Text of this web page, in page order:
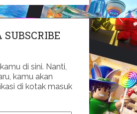
di sini. Nanti,
kamu akan
di kotak masuk